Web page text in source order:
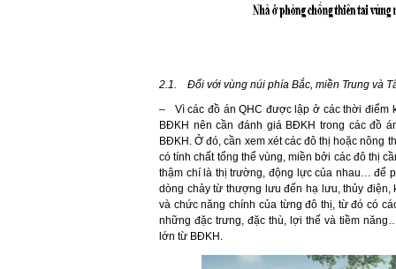
2.1. Đối với vùng núi phía Bắc, miền Trung và
– Vì các đồ án QHC được lập ở các thời điểm
BĐKH nên cần đánh giá BĐKH trong các đồ
BĐKH. Ở đó, cần xem xét các đô thị hoặc nông
có tính chất tổng thể vùng, miền bởi các đô thị
thậm chí là thị trường, động lực của nhau… để
dòng chảy từ thượng lưu đến hạ lưu, thủy
và chức năng chính của từng đô thị, từ đó có
những đặc trưng, đặc thù, lợi thế và tiềm
lớn từ BĐKH.